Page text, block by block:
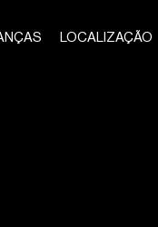
LOCALIZAÇÃO